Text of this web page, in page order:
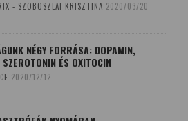
- SZOBOSZLAI KRISZTINA 2020/03/20
NÉGY FORRÁSA: DOPAMIN,
SZEROTONIN ÉS OXITOCIN
2020/12/12